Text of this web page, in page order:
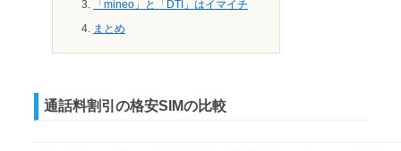
「mineo」と「DTI」はイマイチ
まとめ
通話料割引の格安SIMの比較